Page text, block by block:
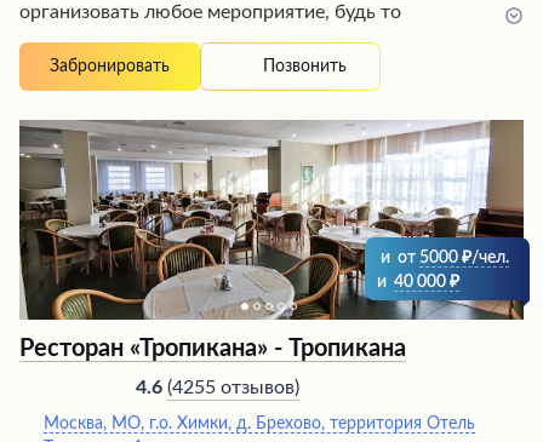
организовать любое мероприятие, будь то
повар виртуозно готовит блюда на мангале, а
официанты быстро и качественно обслужат гостей.
и отличная музыка ждут всех, кто решит посетить это
заведение.
Забронировать Позвонить
и от 5000
/чел.
и 40 000
Ресторан «Тропикана» - Тропикана
4.6 (4255 отзывов)
Москва, МО, г.о. Химки, д. Брехово, территория Отель